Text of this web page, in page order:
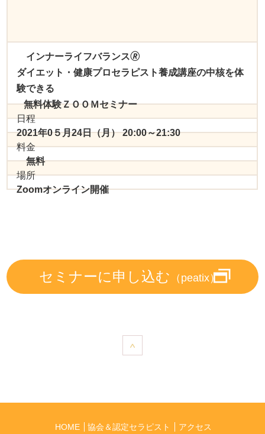
インナーライフバランス🄬
ダイエット・健康プロセラピスト養成講座の中核を体
験できる
無料体験ＺＯＯＭセミナー
日程
2021年0５月24日（月） 20:00～21:30
料金
無料
場所
Zoomオンライン開催
セミナーに申し込む （peatix）
HOME 協会＆認定セラピスト アクセス